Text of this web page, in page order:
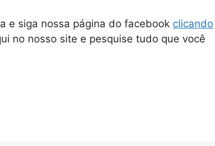
e siga nossa página do facebook clicando
no nosso site e pesquise tudo que você